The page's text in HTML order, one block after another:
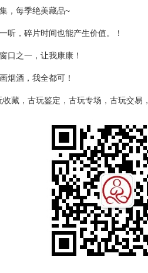
，每季绝美藏品~
听，碎片时间也能产生价值。！
口之一，让我康康！
烟酒，我全都可！
藏，古玩鉴定，古玩专场，古玩交易